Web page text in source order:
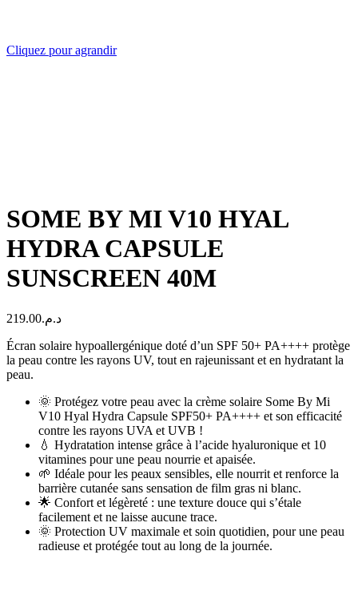
Cliquez pour agrandir
SOME BY MI V10 HYAL
HYDRA CAPSULE
SUNSCREEN 40M
د.م.219.00
Écran solaire hypoallergénique doté d’un SPF 50+ PA++++ protège
la peau contre les rayons UV, tout en rajeunissant et en hydratant la
peau.
🌞 Protégez votre peau avec la crème solaire Some By Mi
V10 Hyal Hydra Capsule SPF50+ PA++++ et son efficacité
contre les rayons UVA et UVB !
💧 Hydratation intense grâce à l’acide hyaluronique et 10
vitamines pour une peau nourrie et apaisée.
🌱 Idéale pour les peaux sensibles, elle nourrit et renforce la
barrière cutanée sans sensation de film gras ni blanc.
🌟 Confort et légèreté : une texture douce qui s’étale
facilement et ne laisse aucune trace.
🌞 Protection UV maximale et soin quotidien, pour une peau
radieuse et protégée tout au long de la journée.